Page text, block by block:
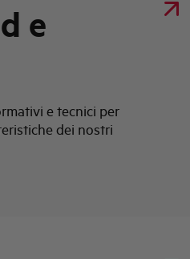
e
e tecnici per
dei nostri